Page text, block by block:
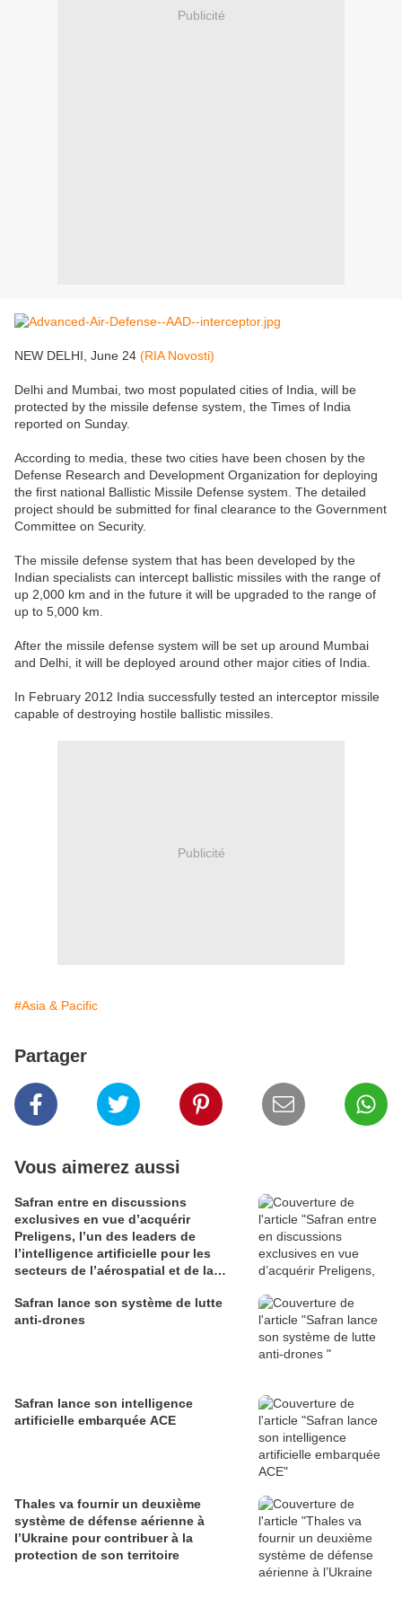
Publicité
NEW DELHI, June 24 (RIA Novosti)
Delhi and Mumbai, two most populated cities of India, will be
protected by the missile defense system, the Times of India
reported on Sunday.
According to media, these two cities have been chosen by the
Defense Research and Development Organization for deploying
the first national Ballistic Missile Defense system. The detailed
project should be submitted for final clearance to the Government
Committee on Security.
The missile defense system that has been developed by the
Indian specialists can intercept ballistic missiles with the range of
up 2,000 km and in the future it will be upgraded to the range of
up to 5,000 km.
After the missile defense system will be set up around Mumbai
and Delhi, it will be deployed around other major cities of India.
In February 2012 India successfully tested an interceptor missile
capable of destroying hostile ballistic missiles.
Publicité
#Asia & Pacific
Partager
Vous aimerez aussi
Safran entre en discussions
exclusives en vue d’acquérir
Preligens, l’un des leaders de
l’intelligence artificielle pour les
secteurs de l’aérospatial et de la
Safran lance son système de lutte
anti-drones
Safran lance son intelligence
artificielle embarquée ACE
Thales va fournir un deuxième
système de défense aérienne à
l’Ukraine pour contribuer à la
protection de son territoire